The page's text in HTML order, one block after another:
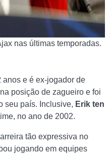
nas últimas temporadas.
anos e é ex-jogador de
posição de zagueiro e foi
seu país. Inclusive, Erik ten
no ano de 2002.
tão expressiva no
jogando em equipes